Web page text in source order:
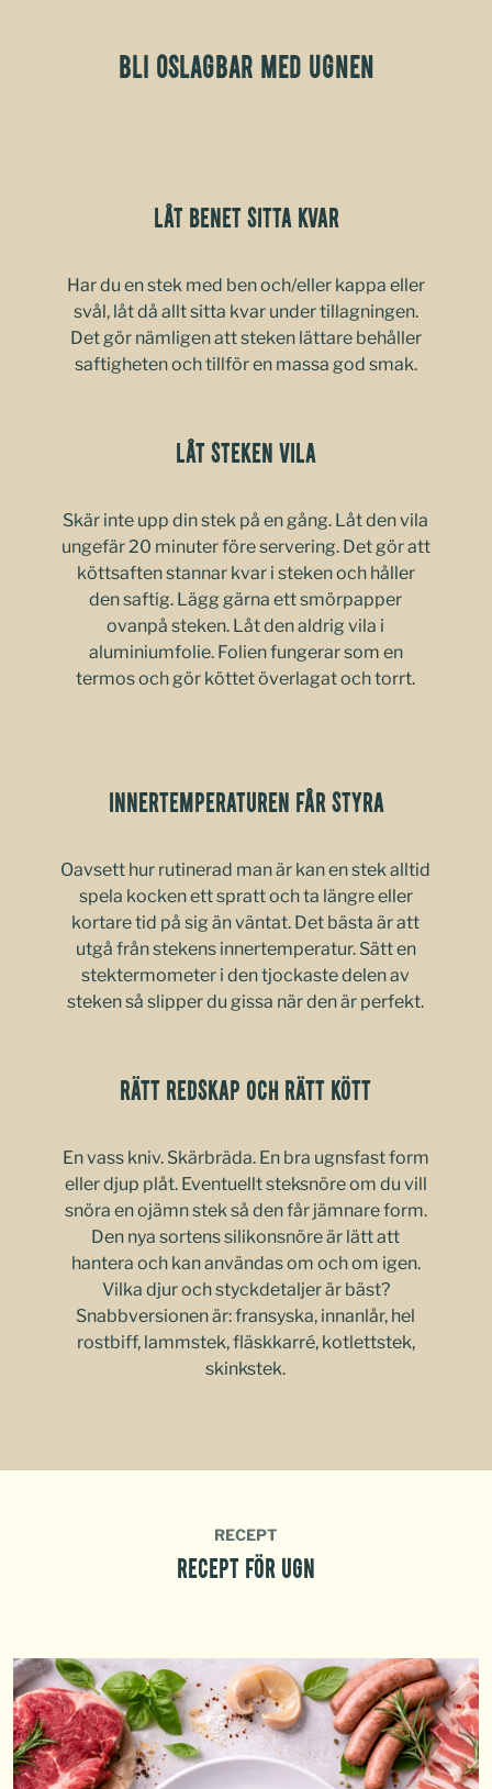
BLI OSLAGBAR MED UGNEN
LÅT BENET SITTA KVAR
Har du en stek med ben och/eller kappa eller
svål, låt då allt sitta kvar under tillagningen.
Det gör nämligen att steken lättare behåller
saftigheten och tillför en massa god smak.
Låt steken vila
Skär inte upp din stek på en gång. Låt den vila
ungefär 20 minuter före servering. Det gör att
köttsaften stannar kvar i steken och håller
den saftig. Lägg gärna ett smörpapper
ovanpå steken. Låt den aldrig vila i
aluminiumfolie. Folien fungerar som en
termos och gör köttet överlagat och torrt.
INNERTEMPERATUREN FÅR STYRA
Oavsett hur rutinerad man är kan en stek alltid
spela kocken ett spratt och ta längre eller
kortare tid på sig än väntat. Det bästa är att
utgå från stekens innertemperatur. Sätt en
stektermometer i den tjockaste delen av
steken så slipper du gissa när den är perfekt.
Rätt redskap och rätt kött
En vass kniv. Skärbräda. En bra ugnsfast form
eller djup plåt. Eventuellt steksnöre om du vill
snöra en ojämn stek så den får jämnare form.
Den nya sortens silikonsnöre är lätt att
hantera och kan användas om och om igen.
Vilka djur och styckdetaljer är bäst?
Snabbversionen är: fransyska, innanlår, hel
rostbiff, lammstek, fläskkarré, kotlettstek,
skinkstek.
RECEPT
RECEPT FÖR UGN